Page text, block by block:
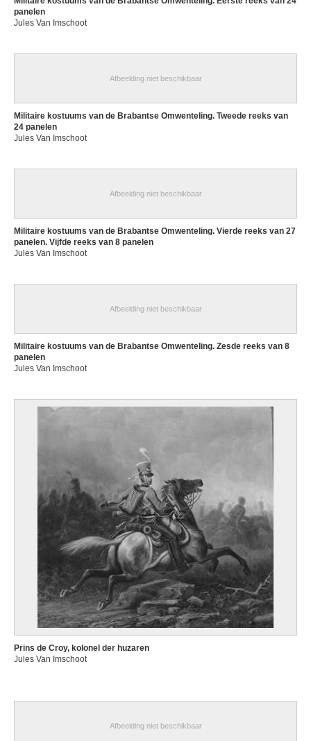
panelen
Jules Van Imschoot
Afbeelding niet beschikbaar
Militaire kostuums van de Brabantse Omwenteling. Tweede reeks van
24 panelen
Jules Van Imschoot
Afbeelding niet beschikbaar
Militaire kostuums van de Brabantse Omwenteling. Vierde reeks van 27
panelen. Vijfde reeks van 8 panelen
Jules Van Imschoot
Afbeelding niet beschikbaar
Militaire kostuums van de Brabantse Omwenteling. Zesde reeks van 8
panelen
Jules Van Imschoot
Prins de Croy, kolonel der huzaren
Jules Van Imschoot
Afbeelding niet beschikbaar